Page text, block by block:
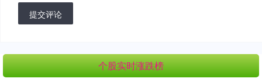
提交评论
个股实时涨跌榜